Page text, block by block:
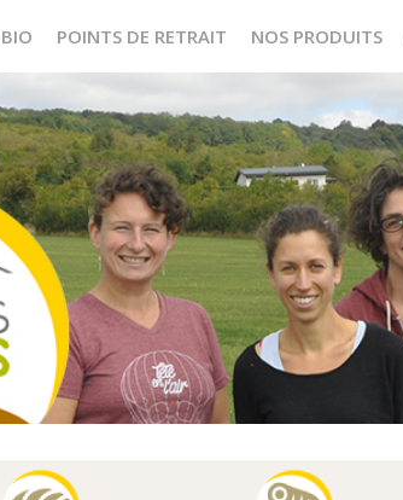
BIO POINTS DE RETRAIT NOS PRODUITS